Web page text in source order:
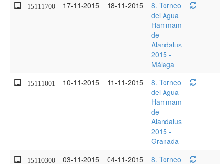
15111700 17-11-2015 18-11-2015
8. Torneo
del Agua
Hammam
de
Alandalus
2015 -
Málaga
15111001 10-11-2015 11-11-2015
8. Torneo
del Agua
Hammam
de
Alandalus
2015 -
Granada
15110300 03-11-2015 04-11-2015 8. Torneo